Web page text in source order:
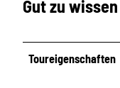
Gut zu wissen
Toureigenschaften